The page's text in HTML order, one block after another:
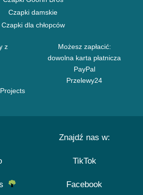
Czapki damskie
Czapki dla chłopców
z
Możesz zapłacić:
dowolna karta płatnicza
PayPal
Przelewy24
Znajdź nas w:
TikTok
Facebook